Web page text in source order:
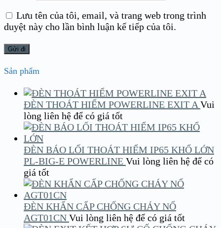
Lưu tên của tôi, email, và trang web trong trình
duyệt này cho lần bình luận kế tiếp của tôi.
Sản phẩm
ĐÈN THOÁT HIỂM POWERLINE EXIT A Vui
lòng liên hệ để có giá tốt
ĐÈN BÁO LỐI THOÁT HIỂM IP65 KHỔ LỚN
PL-BIG-E POWERLINE Vui lòng liên hệ để có
giá tốt
ĐÈN KHẨN CẤP CHỐNG CHÁY NỔ
AGT01CN Vui lòng liên hệ để có giá tốt